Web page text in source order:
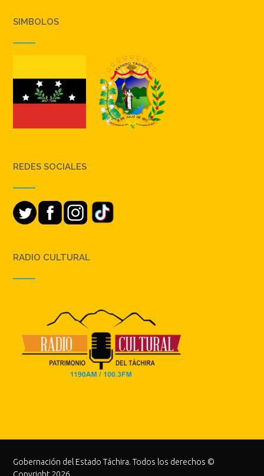
SIMBOLOS
REDES SOCIALES
RADIO CULTURAL
Gobernación del Estado Táchira. Todos los derechos ©